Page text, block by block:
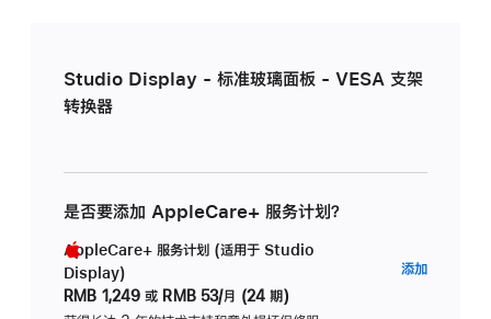
Studio Display - 标准玻璃面板 - VESA 支架
转换器
是否要添加 AppleCare+ 服务计划？
AppleCare+ 服务计划 (适用于 Studio
Display)
RMB 1,249 或 RMB 53/月 (24 期)
添加